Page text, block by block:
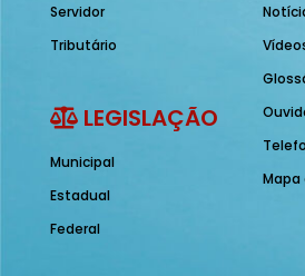
Servidor
Tributário
LEGISLAÇÃO
Municipal
Estadual
Federal
Mapa